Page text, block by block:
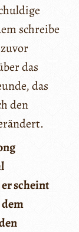
schreibe
das
das
den
scheint